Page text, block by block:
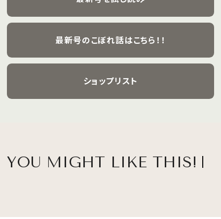
最新号のこぼれ話はこちら！！
ショップリスト
YOU MIGHT LIKE THIS!